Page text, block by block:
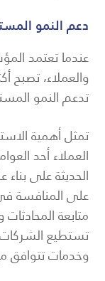
دعم النمو
عندما تعتمد
والعملاء، تصبح
تدعم النمو
تمثل أهمية
العملاء أحد
الحديثة على
على المنافسة
متابعة
تستطيع الشركات
وخدمات تتوافق